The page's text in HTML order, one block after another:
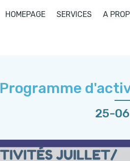
HOMEPAGE SERVICES A
Programme
25-